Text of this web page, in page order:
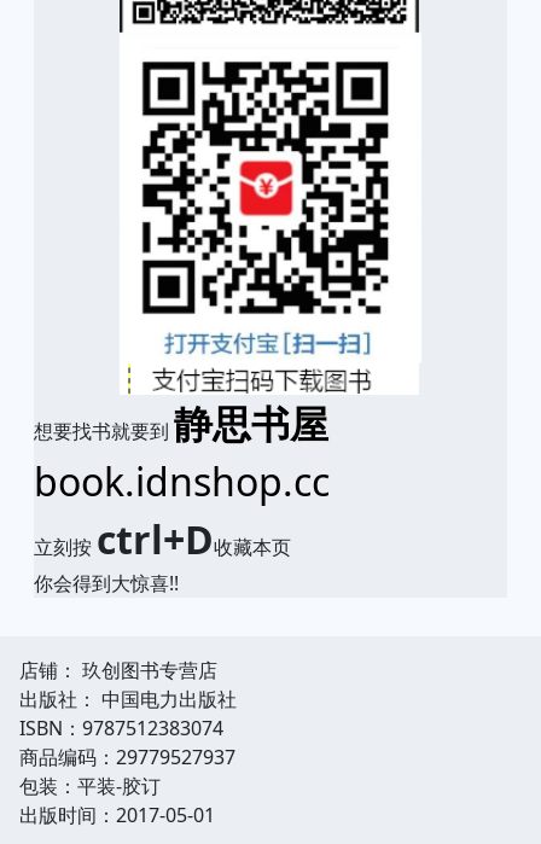
想要找书就要到 静思书屋
book.idnshop.cc
立刻按 ctrl+D收藏本页
你会得到大惊喜!!
店铺： 玖创图书专营店
出版社： 中国电力出版社
ISBN：9787512383074
商品编码：29779527937
包装：平装-胶订
出版时间：2017-05-01